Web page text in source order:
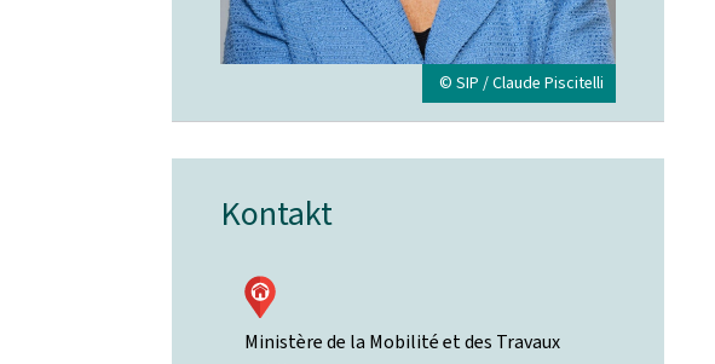
© SIP / Claude Piscitelli
Kontakt
Ministère de la Mobilité et des Travaux